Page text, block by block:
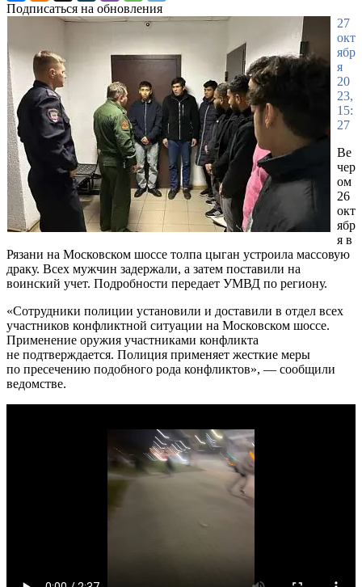
Подписаться на обновления
27
окт
ябр
я
20
23,
15:
27
Ве
чер
ом
26
окт
ябр
я в
Рязани на Московском шоссе толпа цыган устроила массовую
драку. Всех мужчин задержали, а затем поставили на
воинский учет. Подробности передает УМВД по региону.
«Сотрудники полиции установили и доставили в отдел всех
участников конфликтной ситуации на Московском шоссе.
Применение оружия участниками конфликта
не подтверждается. Полиция применяет жесткие меры
по пресечению подобного рода конфликтов», — сообщили
ведомстве.